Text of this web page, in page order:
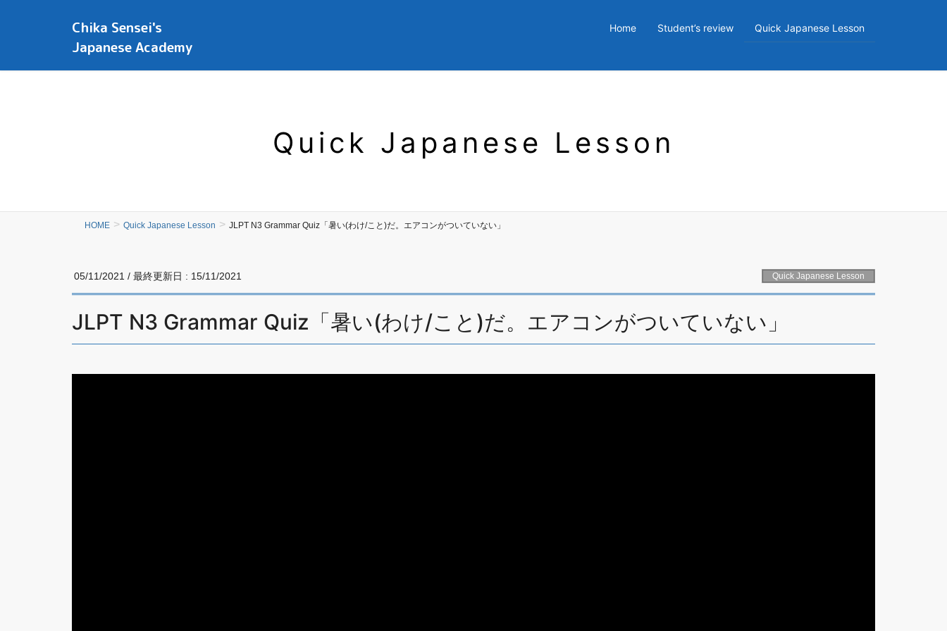
Chika Sensei's
Japanese Academy
Home Student’s review Quick Japanese Lesson
Quick Japanese Lesson
HOME Quick Japanese Lesson JLPT N3 Grammar Quiz「暑い(わけ/こと)だ。エアコンがついていない」
05/11/2021 / 最終更新日 : 15/11/2021 Quick Japanese Lesson
JLPT N3 Grammar Quiz「暑い(わけ/こと)だ。エアコンがついていない」